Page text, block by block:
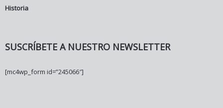
Historia
SUSCRÍBETE A NUESTRO NEWSLETTER
[mc4wp_form id=”245066″]